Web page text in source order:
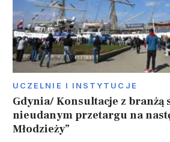
UCZELNIE I INSTYTUCJE
Gdynia/ Konsultacje z branżą
nieudanym przetargu na
Młodzieży”